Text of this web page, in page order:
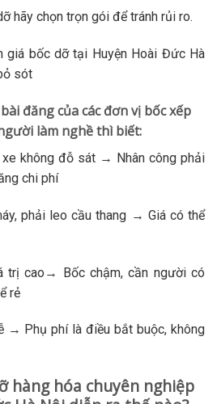
hãy chọn trọn gói để tránh rủi ro.
giá bốc dỡ tại Huyện Hoài Đức Hà
sót
đăng của các đơn vị bốc xếp
làm nghề thì biết:
không đỗ sát → Nhân công phải
chi phí
phải leo cầu thang → Giá có thể
trị cao→ Bốc chậm, cần người có
rẻ
→ Phụ phí là điều bắt buộc, không
hàng hóa chuyên nghiệp